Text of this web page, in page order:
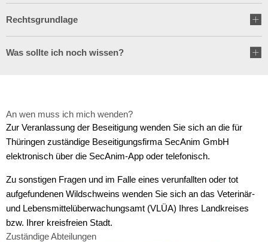
Historisches
Schulnetzplanung bis 2031
Kreishaushalt für dieses und
AGATHE-Seniorenberatung
Ausblick auf
Liegenschaft Ernststraße zu
Rechtsgrundlage
Was sollte ich noch wissen?
An wen muss ich mich wenden?
Zur Veranlassung der Beseitigung wenden Sie sich an die für
Thüringen zuständige Beseitigungsfirma SecAnim GmbH
elektronisch über die SecAnim-App oder telefonisch.
Zu sonstigen Fragen und im Falle eines verunfallten oder tot
aufgefundenen Wildschweins wenden Sie sich an das Veterinär-
und Lebensmittelüberwachungsamt (VLÜA) Ihres Landkreises
bzw. Ihrer kreisfreien Stadt.
Zuständige Abteilungen